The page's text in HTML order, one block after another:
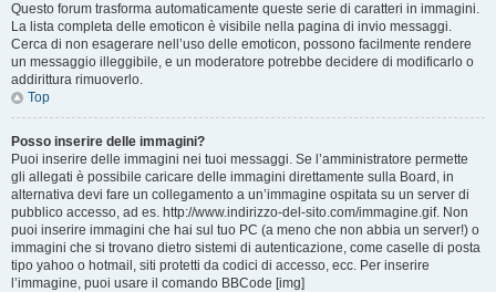
Questo forum trasforma automaticamente queste serie di caratteri in immagini.
La lista completa delle emoticon è visibile nella pagina di invio messaggi.
Cerca di non esagerare nell’uso delle emoticon, possono facilmente rendere
un messaggio illeggibile, e un moderatore potrebbe decidere di modificarlo o
addirittura rimuoverlo.
Top
Posso inserire delle immagini?
Puoi inserire delle immagini nei tuoi messaggi. Se l’amministratore permette
gli allegati è possibile caricare delle immagini direttamente sulla Board, in
alternativa devi fare un collegamento a un’immagine ospitata su un server di
pubblico accesso, ad es. http://www.indirizzo-del-sito.com/immagine.gif. Non
puoi inserire immagini che hai sul tuo PC (a meno che non abbia un server!) o
immagini che si trovano dietro sistemi di autenticazione, come caselle di posta
tipo yahoo o hotmail, siti protetti da codici di accesso, ecc. Per inserire
l’immagine, puoi usare il comando BBCode [img]